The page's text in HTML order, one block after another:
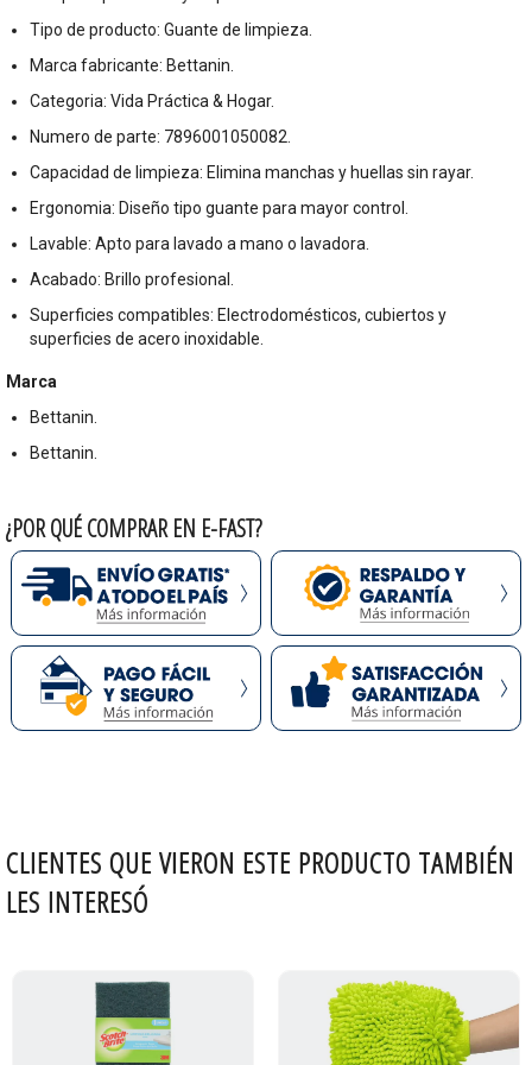
Tipo de producto: Guante de limpieza.
Marca fabricante: Bettanin.
Categoria: Vida Práctica & Hogar.
Numero de parte: 7896001050082.
Capacidad de limpieza: Elimina manchas y huellas sin rayar.
Ergonomia: Diseño tipo guante para mayor control.
Lavable: Apto para lavado a mano o lavadora.
Acabado: Brillo profesional.
Superficies compatibles: Electrodomésticos, cubiertos y
superficies de acero inoxidable.
Marca
Bettanin.
Bettanin.
¿POR QUÉ COMPRAR EN E-FAST?
CLIENTES QUE VIERON ESTE PRODUCTO TAMBIÉN
LES INTERESÓ